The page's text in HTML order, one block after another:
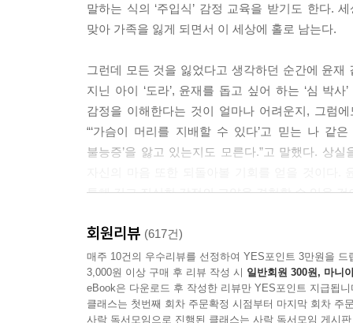
말하는 식의 ‘주입식’ 감정 교육을 받기도 한다.
맞아 가족을 잃게 되면서 이 세상에 홀로 남는다.
그런데 모든 것을 잃었다고 생각하던 순간에 윤재
지닌 아이 ‘도라’, 윤재를 돕고 싶어 하는 ‘심 박
감정을 이해한다는 것이 얼마나 어려운지, 그럼
“‘가슴이 머리를 지배할 수 있다’고 믿는 나 같
불능증’을 앓고 있는지도 모른다.”고 말했다. 상
통해 깊고 진실한 감정의 고양을 경험할 수 있을 것
영화보다 강렬한, 드라마처럼 팽팽한
한국형 영어덜트 소설의 탄생!
출판평론가 한기호는 『아몬드』를 ‘한국형 영어
러너』나 『헝거 게임』 등 환상성과 장르성이
회원리뷰 (617건)
매주 10건의 우수리뷰를 선정하여 YES포인트 3만원을 드
3,000원 이상 구매 후 리뷰 작성 시 일반회원 300원, 마니
eBook은 다운로드 후 작성한 리뷰만 YES포인트 지급됩니
클래스는 첫번째 회차 주문확정 시점부터 마지막 회차 주
사락 독서모임으로 진행된 클래스는 사락 독서모임 게시